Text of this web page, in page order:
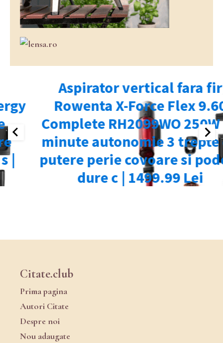
Citate.club
Prima pagina
Autori Citate
Despre noi
Nou adaugate